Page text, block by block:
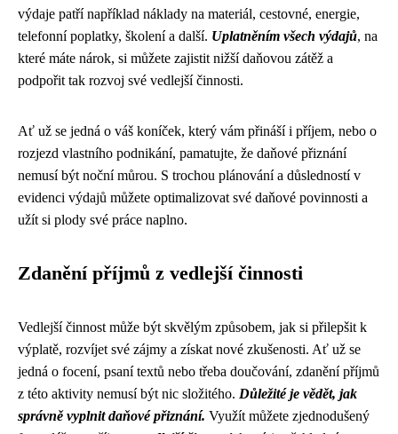
výdaje patří například náklady na materiál, cestovné, energie,
telefonní poplatky, školení a další. Uplatněním všech výdajů, na
které máte nárok, si můžete zajistit nižší daňovou zátěž a
podpořit tak rozvoj své vedlejší činnosti.
Ať už se jedná o váš koníček, který vám přináší i příjem, nebo o
rozjezd vlastního podnikání, pamatujte, že daňové přiznání
nemusí být noční můrou. S trochou plánování a důsledností v
evidenci výdajů můžete optimalizovat své daňové povinnosti a
užít si plody své práce naplno.
Zdanění příjmů z vedlejší činnosti
Vedlejší činnost může být skvělým způsobem, jak si přilepšit k
výplatě, rozvíjet své zájmy a získat nové zkušenosti. Ať už se
jedná o focení, psaní textů nebo třeba doučování, zdanění příjmů
z této aktivity nemusí být nic složitého. Důležité je vědět, jak
správně vyplnit daňové přiznání. Využít můžete zjednodušený